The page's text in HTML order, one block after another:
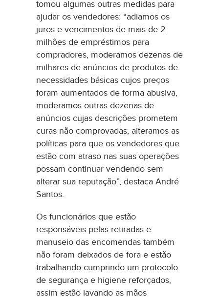
tomou algumas outras medidas para
ajudar os vendedores: “adiamos os
juros e vencimentos de mais de 2
milhões de empréstimos para
compradores, moderamos dezenas de
milhares de anúncios de produtos de
necessidades básicas cujos preços
foram aumentados de forma abusiva,
moderamos outras dezenas de
anúncios cujas descrições prometem
curas não comprovadas, alteramos as
políticas para que os vendedores que
estão com atraso nas suas operações
possam continuar vendendo sem
alterar sua reputação”, destaca André
Santos.
Os funcionários que estão
responsáveis pelas retiradas e
manuseio das encomendas também
não foram deixados de fora e estão
trabalhando cumprindo um protocolo
de segurança e higiene reforçados,
assim estão lavando as mãos